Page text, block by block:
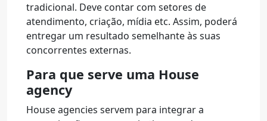
tradicional. Deve contar com setores de
atendimento, criação, mídia etc. Assim, poderá
entregar um resultado semelhante às suas
concorrentes externas.
Para que serve uma House
agency
House agencies servem para integrar a